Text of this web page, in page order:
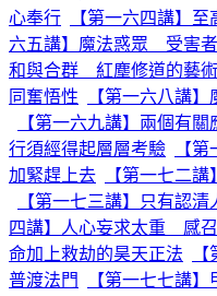
心奉行
【第一六四講】
六五講】魔法惑眾 受害
和與合群 紅塵修道的藝術
同奮悟性
【第一六八講
【第一六九講】兩個有
行須經得起層層考驗
【
加緊趕上去
【第一七二
【第一七三講】只有認
四講】人心妄求太重 感
命加上救劫的昊天正法
普渡法門
【第一七七講